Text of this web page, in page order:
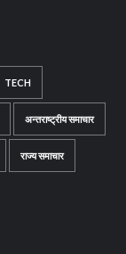
TECH
अन्तराष्ट्रीय समाचार
राज्य समाचार